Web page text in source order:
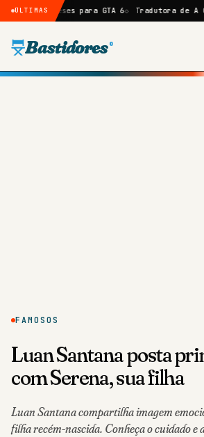
ÚLTIMAS
para GTA 6 Tradutora de A Odisseia
Bastidores ®
FAMOSOS
Luan Santana posta
com Serena, sua filha
Luan Santana compartilha imagem
filha recém-nascida. Conheça o cuidado e